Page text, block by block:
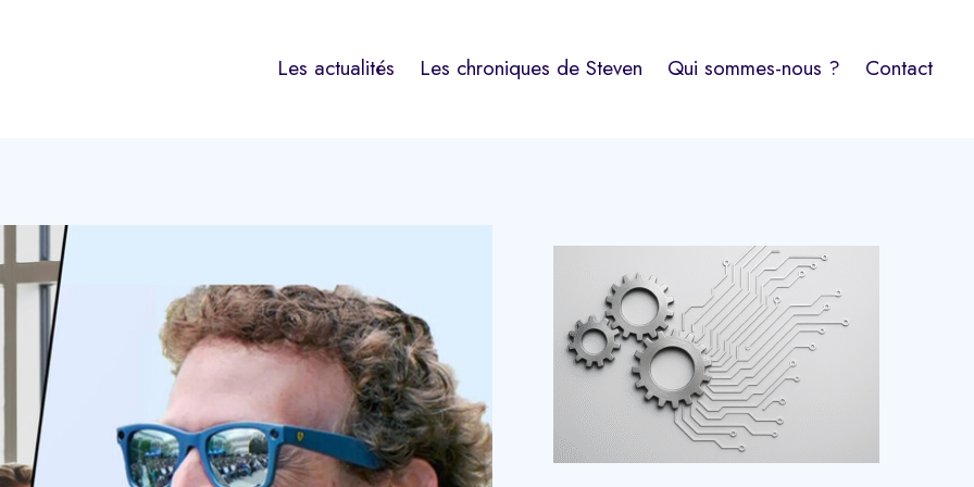
Les actualités Les chroniques de Steven Qui sommes-nous ? Contact